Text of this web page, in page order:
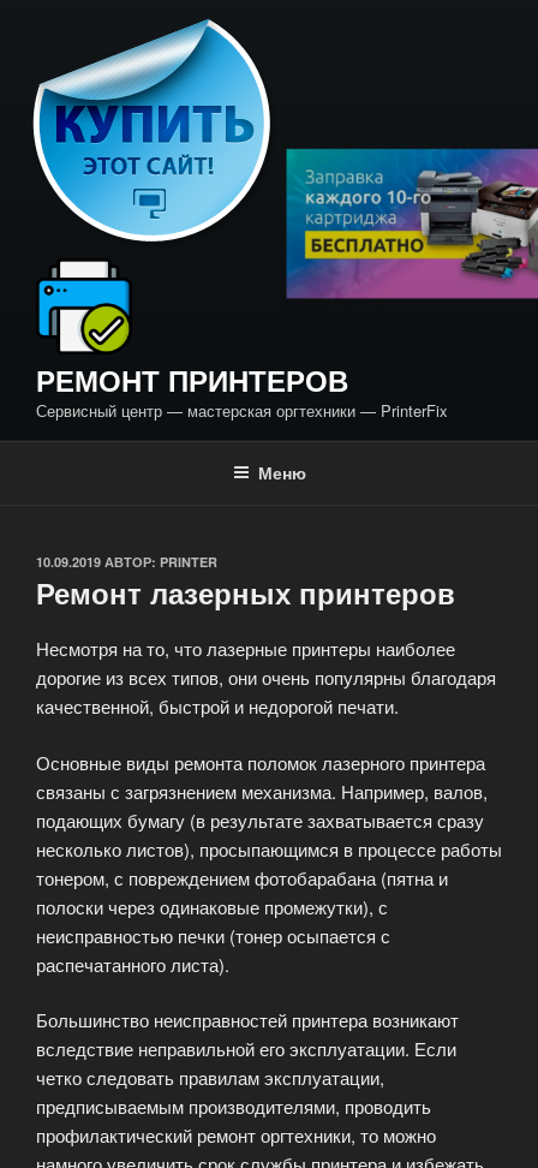
содержимому
РЕМОНТ ПРИНТЕРОВ
Сервисный центр — мастерская оргтехники — PrinterFix
Меню
ОПУБЛИКОВАНО
10.09.2019 АВТОР: PRINTER
Ремонт лазерных принтеров
Несмотря на то, что лазерные принтеры наиболее
дорогие из всех типов, они очень популярны благодаря
качественной, быстрой и недорогой печати.
Основные виды ремонта поломок лазерного принтера
связаны с загрязнением механизма. Например, валов,
подающих бумагу (в результате захватывается сразу
несколько листов), просыпающимся в процессе работы
тонером, с повреждением фотобарабана (пятна и
полоски через одинаковые промежутки), с
неисправностью печки (тонер осыпается с
распечатанного листа).
Большинство неисправностей принтера возникают
вследствие неправильной его эксплуатации. Если
четко следовать правилам эксплуатации,
предписываемым производителями, проводить
профилактический ремонт оргтехники, то можно